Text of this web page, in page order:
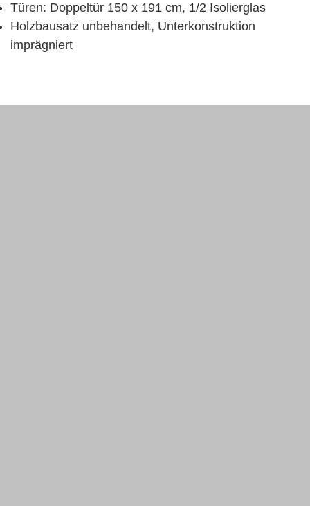
Türen: Doppeltür 150 x 191 cm, 1/2 Isolierglas
Holzbausatz unbehandelt, Unterkonstruktion
imprägniert